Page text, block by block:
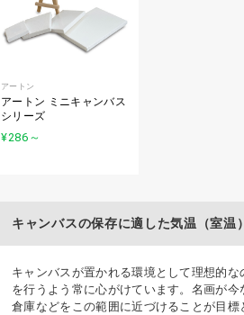
アートン
アートン ミニキャンバス
シリーズ
¥286 ～
キャンバスの保存に適した気温（室温
キャンバスが置かれる環境として理想的
を行うよう常に心がけています。名画が
倉庫などをこの範囲に近づけることが目